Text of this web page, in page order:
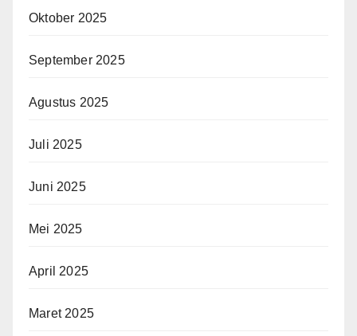
Oktober 2025
September 2025
Agustus 2025
Juli 2025
Juni 2025
Mei 2025
April 2025
Maret 2025